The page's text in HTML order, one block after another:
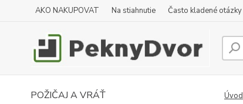
AKO NAKUPOVAT Na stiahnutie Často kladené otázky
POŽIČAJ A VRÁŤ Úvod